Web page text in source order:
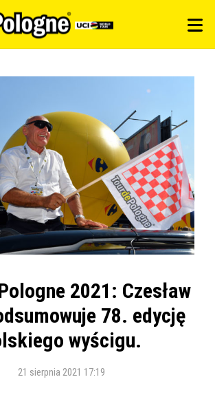
2021: Czesław
78. edycję
wyścigu.
21 sierpnia 2021 17:19